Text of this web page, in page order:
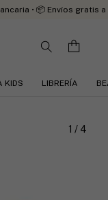
• 📦 Envíos gratis
KIDS LIBRERÍA
1 / 4